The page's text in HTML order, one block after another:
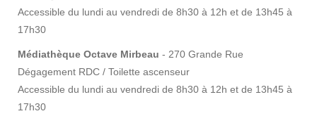
Accessible du lundi au vendredi de 8h30 à 12h et de 13h45 à
17h30
Médiathèque Octave Mirbeau - 270 Grande Rue
Dégagement RDC / Toilette ascenseur
Accessible du lundi au vendredi de 8h30 à 12h et de 13h45 à
17h30